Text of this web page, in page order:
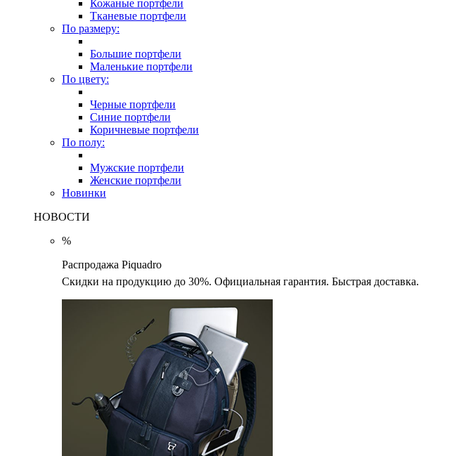
Кожаные портфели
Тканевые портфели
По размеру:
Большие портфели
Маленькие портфели
По цвету:
Черные портфели
Синие портфели
Коричневые портфели
По полу:
Мужские портфели
Женские портфели
Новинки
НОВОСТИ
%
Распродажа Piquadro
Скидки на продукцию до 30%. Официальная гарантия. Быстрая доставка.